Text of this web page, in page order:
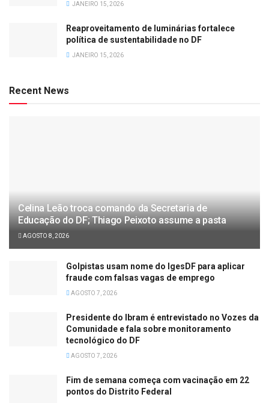
JANEIRO 15, 2026
Reaproveitamento de luminárias fortalece
política de sustentabilidade no DF
JANEIRO 15, 2026
Recent News
Celina Leão troca comando da Secretaria de
Educação do DF; Thiago Peixoto assume a pasta
AGOSTO 8, 2026
Golpistas usam nome do IgesDF para aplicar
fraude com falsas vagas de emprego
AGOSTO 7, 2026
Presidente do Ibram é entrevistado no Vozes da
Comunidade e fala sobre monitoramento
tecnológico do DF
AGOSTO 7, 2026
Fim de semana começa com vacinação em 22
pontos do Distrito Federal